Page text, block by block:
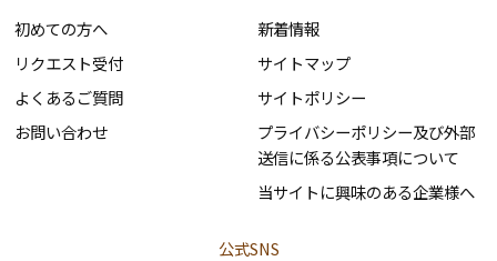
初めての方へ
リクエスト受付
よくあるご質問
お問い合わせ
新着情報
サイトマップ
サイトポリシー
プライバシーポリシー及び外部
送信に係る公表事項について
当サイトに興味のある企業様へ
公式SNS